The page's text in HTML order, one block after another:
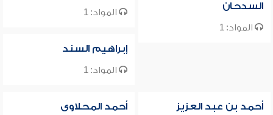
السدحان
المواد: 1
المواد: 1
إبراهيم السند
المواد: 1
أحمد بن عبد العزيز أحمد المحلاوى